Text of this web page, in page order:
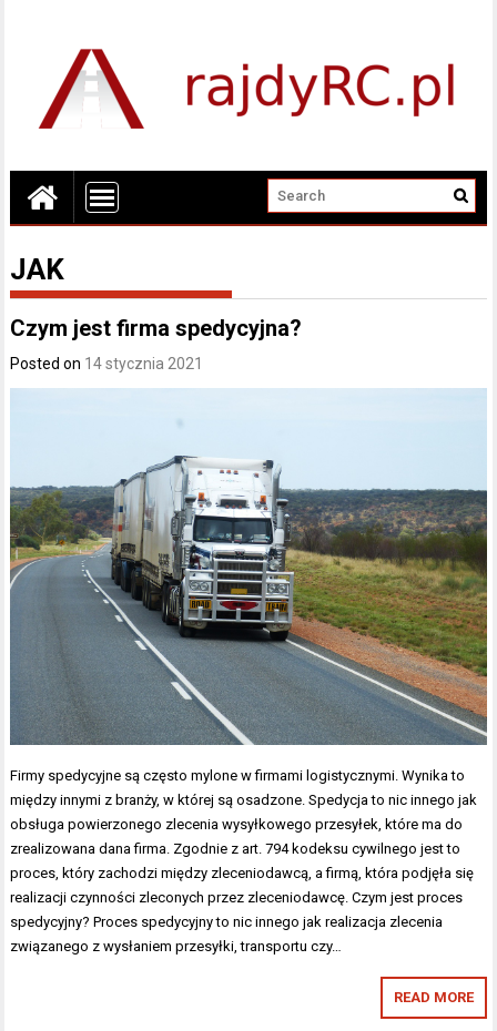
JAK
Czym jest firma spedycyjna?
Posted on 14 stycznia 2021
Firmy spedycyjne są często mylone w firmami logistycznymi. Wynika to
między innymi z branży, w której są osadzone. Spedycja to nic innego jak
obsługa powierzonego zlecenia wysyłkowego przesyłek, które ma do
zrealizowana dana firma. Zgodnie z art. 794 kodeksu cywilnego jest to
proces, który zachodzi między zleceniodawcą, a firmą, która podjęła się
realizacji czynności zleconych przez zleceniodawcę. Czym jest proces
spedycyjny? Proces spedycyjny to nic innego jak realizacja zlecenia
związanego z wysłaniem przesyłki, transportu czy…
READ MORE